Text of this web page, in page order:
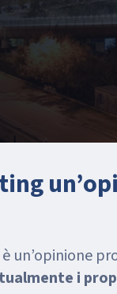
è un’opinione
i